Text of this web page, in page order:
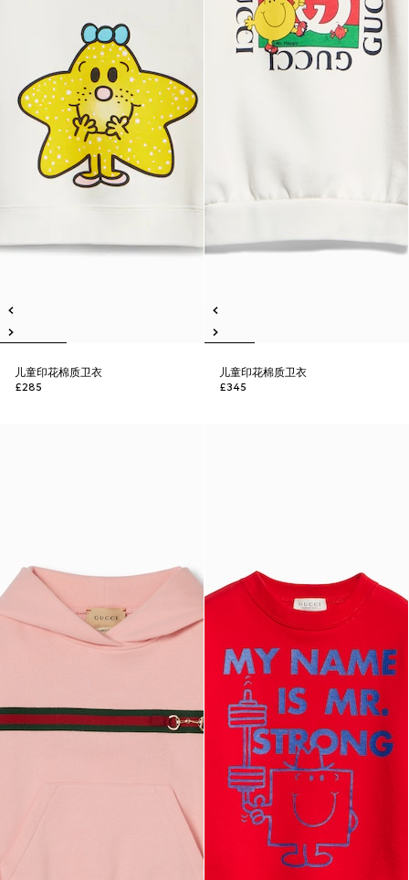
儿童印花棉质卫衣
£285
儿童印花棉质卫衣
£345